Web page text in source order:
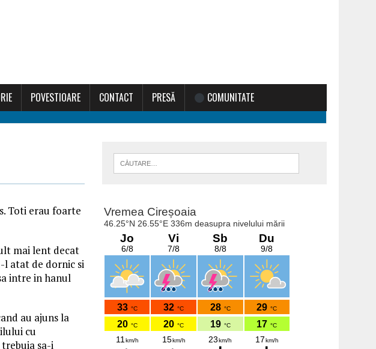
POVESTIOARE CONTACT PRESĂ COMUNITATE
Toti erau foarte
mai lent decat
l atat de dornic si
intre in hanul
au ajuns la
cu
sa-i